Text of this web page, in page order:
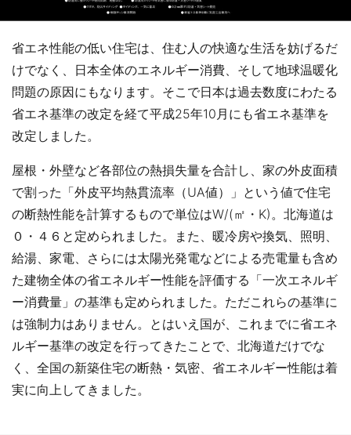
省エネ性能の低い住宅は、住む人の快適な生活を妨げるだ
けでなく、日本全体のエネルギー消費、そして地球温暖化
問題の原因にもなります。そこで日本は過去数度にわたる
省エネ基準の改定を経て平成25年10月にも省エネ基準を
改定しました。
屋根・外壁など各部位の熱損失量を合計し、家の外皮面積
で割った「外皮平均熱貫流率（UA値）」という値で住宅
の断熱性能を計算するもので単位はW/(㎡・K)。北海道は
０・４６と定められました。また、暖冷房や換気、照明、
給湯、家電、さらには太陽光発電などによる売電量も含め
た建物全体の省エネルギー性能を評価する「一次エネルギ
ー消費量」の基準も定められました。ただこれらの基準に
は強制力はありません。とはいえ国が、これまでに省エネ
ルギー基準の改定を行ってきたことで、北海道だけでな
く、全国の新築住宅の断熱・気密、省エネルギー性能は着
実に向上してきました。